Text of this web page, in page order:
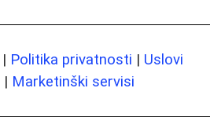
| Politika privatnosti | Uslovi
| Marketinški servisi